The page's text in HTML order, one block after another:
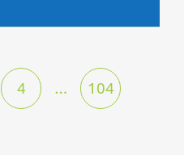
4 … 104